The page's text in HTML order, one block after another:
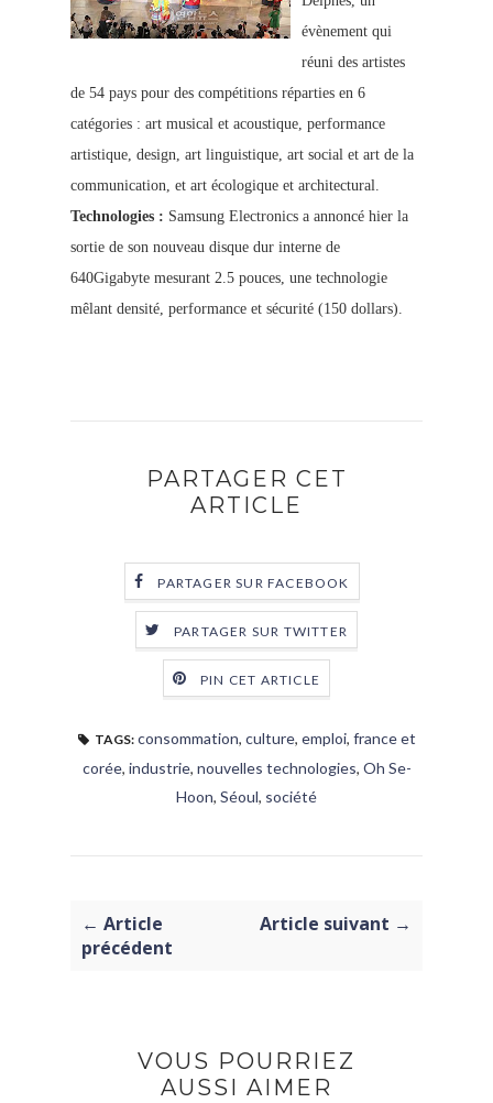
évènement qui
réuni des artistes
de 54 pays pour des compétitions réparties en 6
catégories : art musical et acoustique, performance
artistique, design, art linguistique, art social et art de la
communication, et art écologique et architectural.
Technologies : Samsung Electronics a annoncé hier la
sortie de son nouveau disque dur interne de
640Gigabyte mesurant 2.5 pouces, une technologie
mêlant densité, performance et sécurité (150 dollars).
PARTAGER CET
ARTICLE
PARTAGER SUR FACEBOOK
PARTAGER SUR TWITTER
PIN CET ARTICLE
TAGS: consommation, culture, emploi, france et
corée, industrie, nouvelles technologies, Oh Se-
Hoon, Séoul, société
← Article
précédent
Article suivant →
VOUS POURRIEZ
AUSSI AIMER